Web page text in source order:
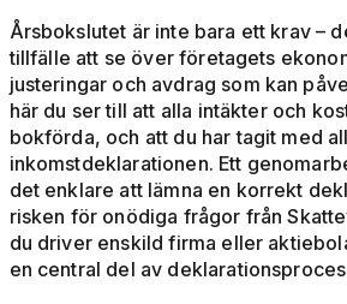
Årsbokslutet är inte bara ett krav –
tillfälle att se över företagets
justeringar och avdrag som kan
här du ser till att alla intäkter och
bokförda, och att du har tagit med
inkomstdeklarationen. Ett
det enklare att lämna en korrekt
risken för onödiga frågor från
du driver enskild firma eller
en central del av